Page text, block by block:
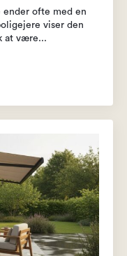
ender ofte med en
viser den
at være...